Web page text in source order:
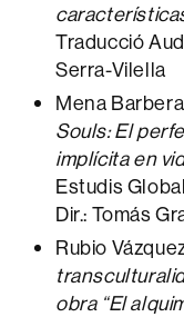
Traducció
Serra-Vilella
Mena
Souls: El
implícita en
Estudis
Dir.: Tomás
Rubio
obra “El